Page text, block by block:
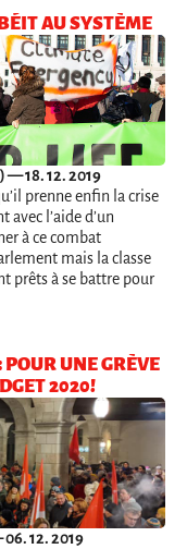
AU SYSTÈME
— 18. 12. 2019
prenne enfin la crise
avec l’aide d’un
à ce combat
mais la classe
prêts à se battre pour
UNE GRÈVE
2020!
12. 2019